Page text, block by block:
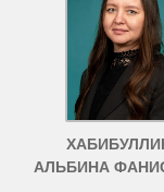
АЛЬБИНА